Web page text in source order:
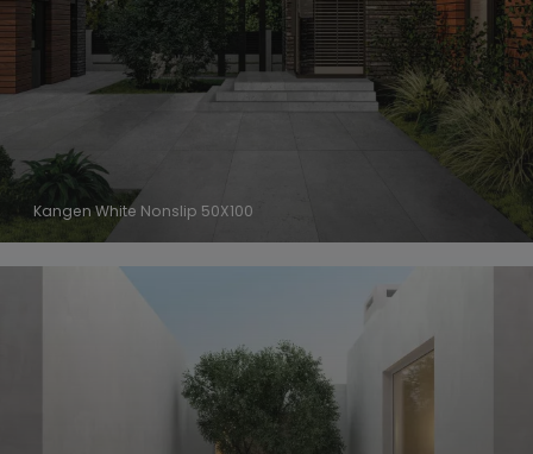
Kangen White Nonslip 50X100